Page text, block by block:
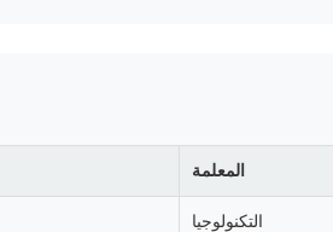
المعلمة
التكنولوجيا